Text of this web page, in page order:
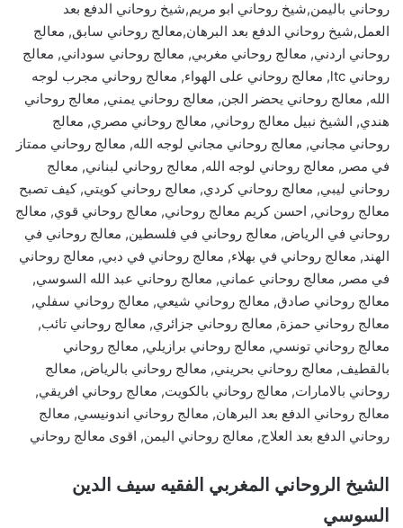
روحاني باليمن,شيخ روحاني ابو مريم,شيخ روحاني الدفع بعد
العمل,شيخ روحاني الدفع بعد البرهان,معالج روحاني سابق, معالج
روحاني اردني, معالج روحاني مغربي, معالج روحاني سوداني, معالج
روحاني ltc, معالج روحاني على الهواء, معالج روحاني مجرب لوجه
الله, معالج روحاني يحضر الجن, معالج روحاني يمني, معالج روحاني
هندي, الشيخ نبيل معالج روحاني, معالج روحاني مصري, معالج
روحاني مجاني, معالج روحاني مجاني لوجه الله, معالج روحاني ممتاز
في مصر, معالج روحاني لوجه الله, معالج روحاني لبناني, معالج
روحاني ليبي, معالج روحاني كردي, معالج روحاني كويتي, كيف تصبح
معالج روحاني, احسن كريم معالج روحاني, معالج روحاني قوي, معالج
روحاني في الرياض, معالج روحاني في فلسطين, معالج روحاني في
الهند, معالج روحاني في بهلاء, معالج روحاني في دبي, معالج روحاني
في مصر, معالج روحاني عماني, معالج روحاني عبد الله السوسي,
معالج روحاني صادق, معالج روحاني شيعي, معالج روحاني سفلي,
معالج روحاني حمزة, معالج روحاني جزائري, معالج روحاني تائب,
معالج روحاني تونسي, معالج روحاني برازيلي, معالج روحاني
بالقطيف, معالج روحاني بحريني, معالج روحاني بالرياض, معالج
روحاني بالامارات, معالج روحاني بالكويت, معالج روحاني افريقي,
معالج روحاني الدفع بعد البرهان, معالج روحاني اندونيسي, معالج
روحاني الدفع بعد العلاج, معالج روحاني اليمن, اقوى معالج روحاني
الشيخ الروحاني المغربي الفقيه سيف الدين
السوسي